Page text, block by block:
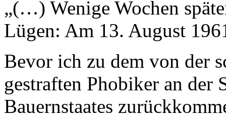
„(…) Wenige Wochen
Lügen: Am 13. August
Bevor ich zu dem von der
gestraften Phobiker an der
Bauernstaates